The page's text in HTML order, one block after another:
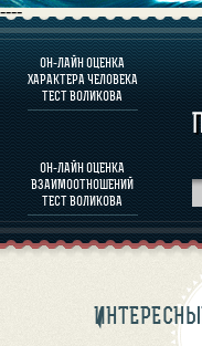
----
ОН-ЛАЙН ОЦЕНКА
ХАРАКТЕРА ЧЕЛОВЕКА
ТЕСТ ВОЛИКОВА
ОН-ЛАЙН ОЦЕНКА
ВЗАИМООТНОШЕНИЙ
ТЕСТ ВОЛИКОВА
ОЦЕНКА